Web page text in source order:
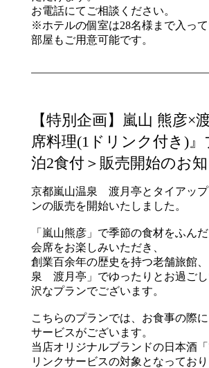
お電話にてご相談ください。
※ホテルの個室は28名様まで入っ
部屋もご用意可能です。
【特別企画】嵐山 熊彦×
席料理(1ドリンク付き)』
泊2食付＞販売開始のお
京都嵐山温泉 渡月亭とタイアップ
ンの販売を開始いたしました。
「嵐山熊彦」で季節の食材をふん
会席をお楽しみいただき、
創業百余年の歴史を持つ老舗旅館
泉 渡月亭」でゆったりとお過ご
沢なプランでございます。
こちらのプランでは、お食事の際
サービスがございます。
当店オリジナルブランドの日本酒
リンクサービスの対象となっており